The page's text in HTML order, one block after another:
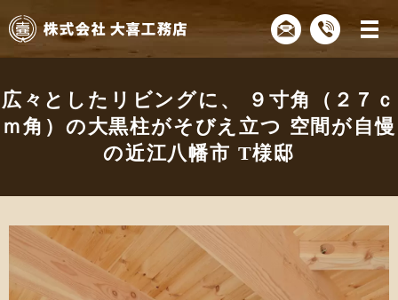
広々としたリビングに、 ９寸角（２７ｃ
ｍ角）の大黒柱がそびえ立つ 空間が自慢
の近江八幡市 T様邸